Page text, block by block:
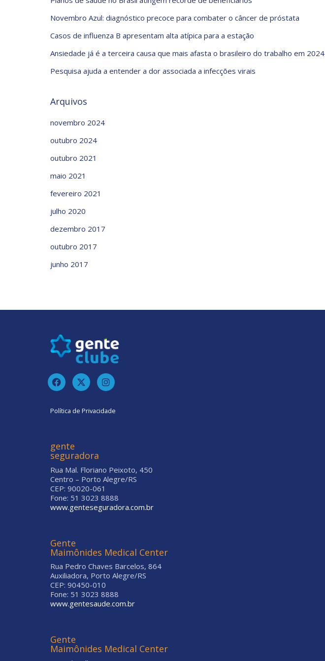
Novembro Azul: diagnóstico precoce para combater o câncer de próstata
Casos de influenza B apresentam alta atípica para a estação
Ansiedade já é a terceira causa que mais afasta o brasileiro do trabalho em 2024
Pesquisa ajuda a entender a dor associada a infecções virais
Arquivos
novembro 2024
outubro 2024
outubro 2021
maio 2021
fevereiro 2021
julho 2020
dezembro 2017
outubro 2017
junho 2017
Política de Privacidade
gente
seguradora
Rua Mal. Floriano Peixoto, 450
Centro – Porto Alegre/RS
CEP: 90020-061
Fone: 51 3023 8888
www.genteseguradora.com.br
Gente
Maimônides Medical Center
Rua Pedro Chaves Barcelos, 864
Auxiliadora, Porto Alegre/RS
CEP: 90450-010
Fone: 51 3023 8888
www.gentesaude.com.br
Gente
Maimônides Medical Center